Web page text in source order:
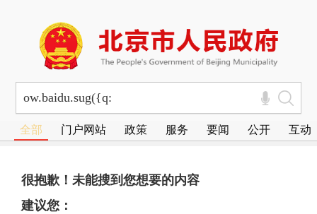
全部 门户网站 政策 服务 要闻 公开 互动
很抱歉！未能搜到您想要的内容
建议您：